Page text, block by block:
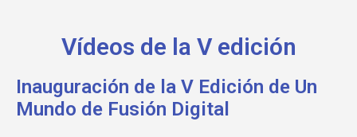
Vídeos de la V edición
Inauguración de la V Edición de Un
Mundo de Fusión Digital